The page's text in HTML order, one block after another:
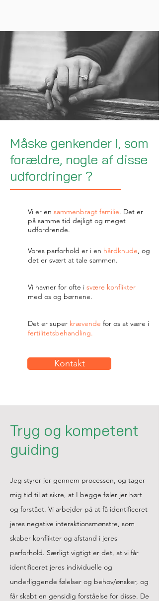
Måske genkender I, som
forældre, nogle af disse
udfordringer ?
Vi er en sammenbragt familie. Det er
på samme tid dejligt og meget
udfordrende.
Vores parforhold er i en hårdknude, og
det er svært at tale sammen.
Vi havner for ofte i svære konflikter
med os og børnene.
Det er super krævende for os at være i
fertilitetsbehandling.
Kontakt
Tryg og kompetent
guiding
Jeg styrer jer gennem processen, og tager
mig tid til at sikre, at I begge føler jer hørt
og forstået. Vi arbejder på at få identificeret
jeres negative interaktionsmønstre, som
skaber konflikter og afstand i jeres
parforhold. Særligt vigtigt er det, at vi får
identificeret jeres individuelle og
underliggende følelser og behov/ønsker, og
får skabt en gensidig forståelse for disse. De